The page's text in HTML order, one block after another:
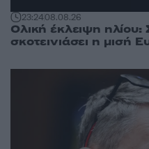
23:2408.08.26
Ολική έκλειψη
σκοτεινιάσει η μισή